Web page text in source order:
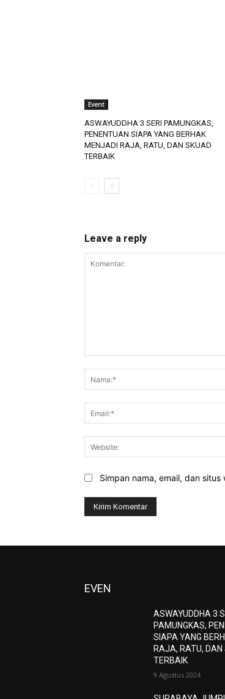
Event
ASWAYUDDHA 3 SERI PAMUNGKAS,
PENENTUAN SIAPA YANG BERHAK
MENJADI RAJA, RATU, DAN SKUAD
TERBAIK
Leave a reply
Simpan nama, email, dan
EVEN
ASWAYUDDHA 3
PAMUNGKAS,
SIAPA YANG
RAJA, RATU, DAN
TERBAIK
9 Agustus 2024